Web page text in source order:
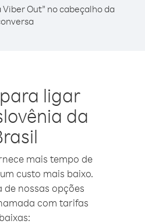
Out” no cabeçalho da
ligar
da
mais tempo de
custo mais baixo.
de nossas opções
com tarifas
baixas: